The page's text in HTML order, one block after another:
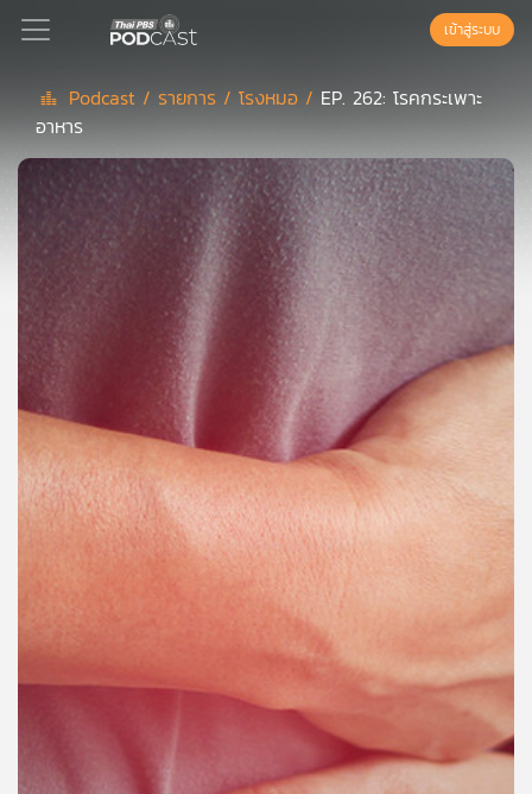
Podcast
เพล
แนะนำ
เพล
ลิ
สต์
ของ
เข้าสู่ระบบ
Podcast / รายการ /โรงหมอ / EP. 262: โรคกระเพาะ
อาหาร